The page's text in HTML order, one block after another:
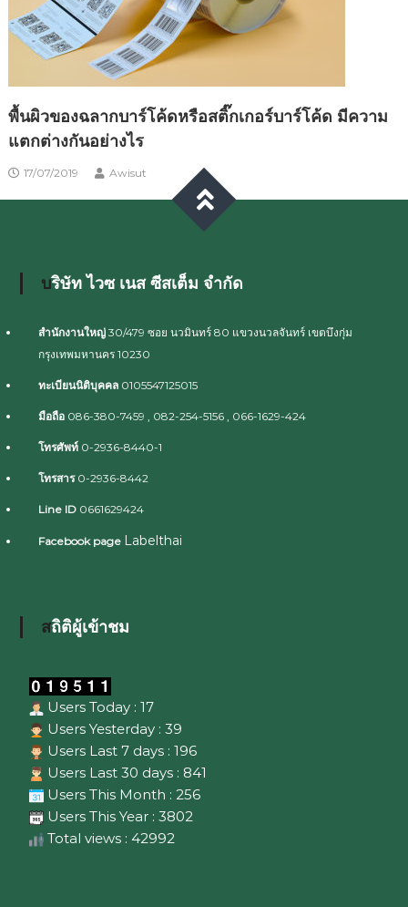
พื้นผิวของฉลากบาร์โค้ดหรือสติ๊กเกอร์บาร์โค้ด มีความ
แตกต่างกันอย่างไร
17/07/2019 Awisut
บริษัท ไวซ เนส ซีสเต็ม จำกัด
สำนักงานใหญ่30/479 ซอย นวมินทร์ 80 แขวงนวลจันทร์ เขตบึงกุ่ม
กรุงเทพมหานคร 10230
ทะเบียนนิติบุคคล0105547125015
มือถือ086-380-7459 , 082-254-5156 , 066-1629-424
โทรศัพท์0-2936-8440-1
โทรสาร0-2936-8442
Line ID0661629424
Facebook page Labelthai
สถิติผู้เข้าชม
Users Today : 17
Users Yesterday : 39
Users Last 7 days : 196
Users Last 30 days : 841
Users This Month : 256
Users This Year : 3802
Total views : 42992